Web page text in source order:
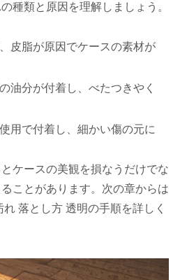
種類と原因を理解しましょう。
皮脂が原因でケースの素材が
油分が付着し、べたつきやく
用で付着し、細かい傷の元に
ケースの美観を損なうだけでな
ことがあります。次の章からは
落とし方 透明の手順を詳しく